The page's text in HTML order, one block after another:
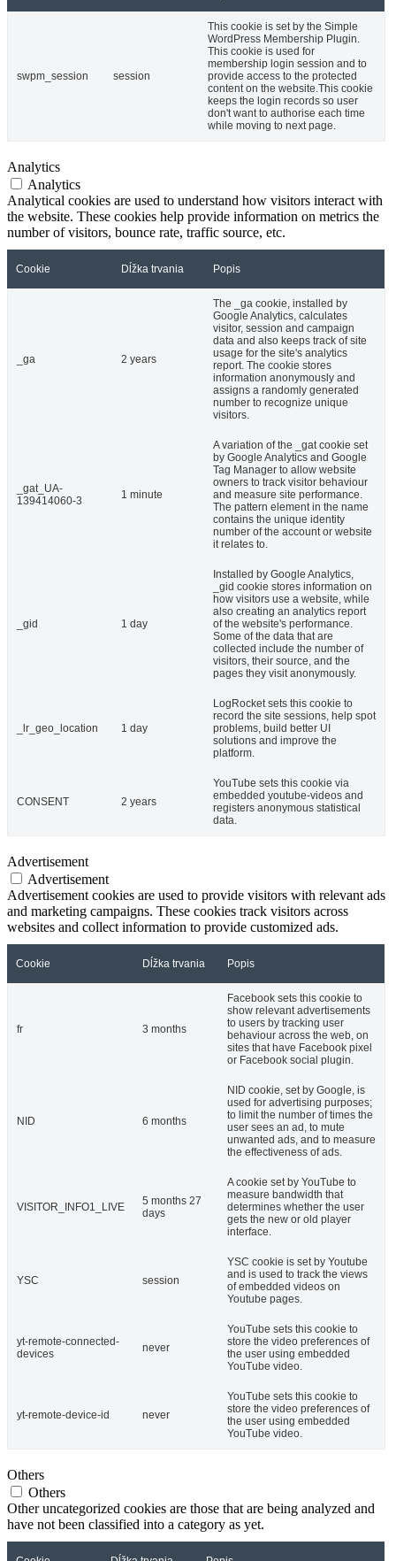
swpm_session session
This cookie is set by the Simple
WordPress Membership Plugin.
This cookie is used for
membership login session and to
provide access to the protected
content on the website.This cookie
keeps the login records so user
don't want to authorise each time
while moving to next page.
Analytics
Analytics
Analytical cookies are used to understand how visitors interact with
the website. These cookies help provide information on metrics the
number of visitors, bounce rate, traffic source, etc.
Cookie Dĺžka trvania Popis
_ga 2 years
The _ga cookie, installed by
Google Analytics, calculates
visitor, session and campaign
data and also keeps track of site
usage for the site's analytics
report. The cookie stores
information anonymously and
assigns a randomly generated
number to recognize unique
visitors.
_gat_UA-
139414060-3
1 minute
A variation of the _gat cookie set
by Google Analytics and Google
Tag Manager to allow website
owners to track visitor behaviour
and measure site performance.
The pattern element in the name
contains the unique identity
number of the account or website
it relates to.
_gid 1 day
Installed by Google Analytics,
_gid cookie stores information on
how visitors use a website, while
also creating an analytics report
of the website's performance.
Some of the data that are
collected include the number of
visitors, their source, and the
pages they visit anonymously.
_lr_geo_location 1 day
LogRocket sets this cookie to
record the site sessions, help spot
problems, build better UI
solutions and improve the
platform.
CONSENT 2 years
YouTube sets this cookie via
embedded youtube-videos and
registers anonymous statistical
data.
Advertisement
Advertisement
Advertisement cookies are used to provide visitors with relevant ads
and marketing campaigns. These cookies track visitors across
websites and collect information to provide customized ads.
Cookie Dĺžka trvania Popis
fr 3 months
Facebook sets this cookie to
show relevant advertisements
to users by tracking user
behaviour across the web, on
sites that have Facebook pixel
or Facebook social plugin.
NID 6 months
NID cookie, set by Google, is
used for advertising purposes;
to limit the number of times the
user sees an ad, to mute
unwanted ads, and to measure
the effectiveness of ads.
VISITOR_INFO1_LIVE
5 months 27
days
A cookie set by YouTube to
measure bandwidth that
determines whether the user
gets the new or old player
interface.
YSC session
YSC cookie is set by Youtube
and is used to track the views
of embedded videos on
Youtube pages.
yt-remote-connected-
devices
never
YouTube sets this cookie to
store the video preferences of
the user using embedded
YouTube video.
yt-remote-device-id never
YouTube sets this cookie to
store the video preferences of
the user using embedded
YouTube video.
Others
Others
Other uncategorized cookies are those that are being analyzed and
have not been classified into a category as yet.